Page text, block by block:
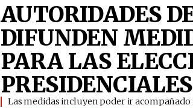
AUTORIDADES
DIFUNDEN
PARA LAS
Las medidas incluyen poder ir acompañado